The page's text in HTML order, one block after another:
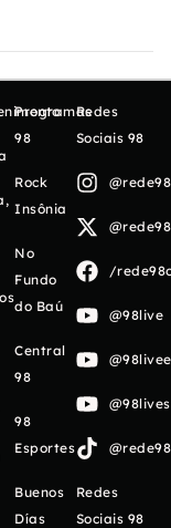
Programas
98
Rock
Insônia
No
Fundo
do Baú
Central
98
98
Esportes
Buenos
Días
Redes
Sociais 98
/
@98live
Redes
Sociais 98